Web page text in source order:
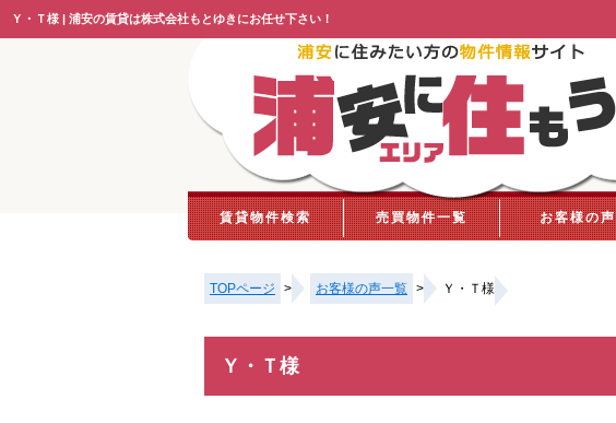
Ｙ・Ｔ様 | 浦安の賃貸は株式会社もとゆきにお任せ下さい！
賃貸物件検索 売買物件一覧 お客様の声
TOPページ > お客様の声一覧 > Ｙ・Ｔ様
Ｙ・Ｔ様